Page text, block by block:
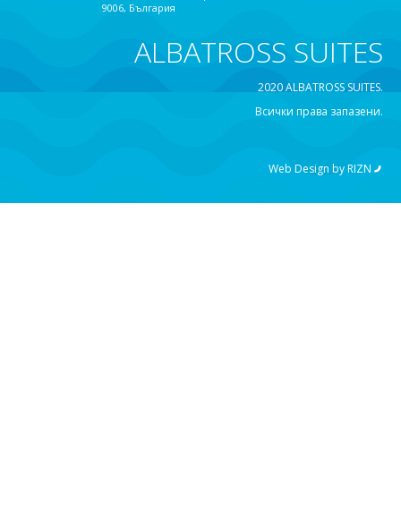
9006, България
ALBATROSS SUITES
2020 ALBATROSS SUITES.
Всички права запазени.
Web Design by RIZN